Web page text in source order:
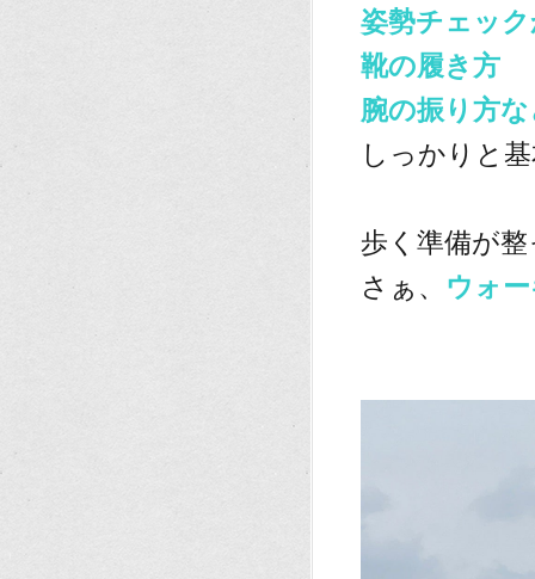
姿勢チェッ
靴の履き方
腕の振り方
しっかりと
歩く準備が
さぁ、 ウォ